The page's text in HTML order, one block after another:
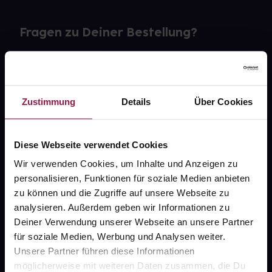
Zustimmung Details Über Cookies
Diese Webseite verwendet Cookies
Wir verwenden Cookies, um Inhalte und Anzeigen zu
personalisieren, Funktionen für soziale Medien anbieten
zu können und die Zugriffe auf unsere Webseite zu
analysieren. Außerdem geben wir Informationen zu
Deiner Verwendung unserer Webseite an unsere Partner
für soziale Medien, Werbung und Analysen weiter.
Unsere Partner führen diese Informationen
möglicherweise mit weiteren Daten zusammen, die Du
Fragen zu Deiner Bestellung?
gesund.de
Über uns
Karriere
Newsletter